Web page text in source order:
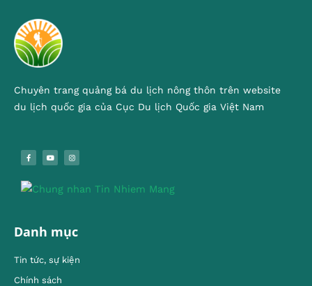
Chuyên trang quảng bá du lịch nông thôn trên website
du lịch quốc gia của Cục Du lịch Quốc gia Việt Nam
Danh mục
Tin tức, sự kiện
Chính sách